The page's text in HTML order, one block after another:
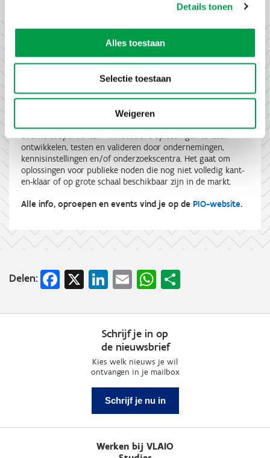
Details tonen
Alles toestaan
Selectie toestaan
Weigeren
Wat is het Programma Innovatieve
Overheidsopdrachten (PIO)?
Het Programma Innovatieve Overheidsopdrachten (PIO)
overheidsopdrachten - innovatieve oplossingen te laten
ontwikkelen, testen en valideren door ondernemingen,
kennisinstellingen en/of onderzoekscentra. Het gaat om
oplossingen voor publieke noden die nog niet volledig kant-
en-klaar of op grote schaal beschikbaar zijn in de markt.
Alle info, oproepen en events vind je op de PIO-website.
Delen: Facebook
X LinkedIn
EmailWhatsApp
Schrijf je in op
de nieuwsbrief
Kies welk nieuws je wil
ontvangen in je mailbox
Schrijf je nu in
Werken bij VLAIO